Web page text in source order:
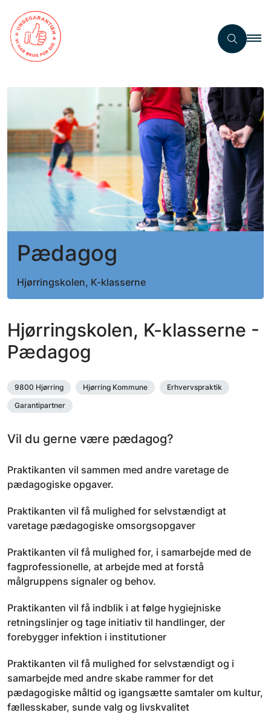
Pædagog
Hjørringskolen, K-klasserne
Hjørringskolen, K-klasserne -
Pædagog
9800 Hjørring Hjørring Kommune
Erhvervspraktik
Garantipartner
Vil du gerne være pædagog?
Praktikanten vil sammen med andre varetage de
pædagogiske opgaver.
Praktikanten vil få mulighed for selvstændigt at
varetage pædagogiske omsorgsopgaver
Praktikanten vil få mulighed for, i samarbejde med de
fagprofessionelle, at arbejde med at forstå
målgruppens signaler og behov.
Praktikanten vil få indblik i at følge hygiejniske
retningslinjer og tage initiativ til handlinger, der
forebygger infektion i institutioner
Praktikanten vil få mulighed for selvstændigt og i
samarbejde med andre skabe rammer for det
pædagogiske måltid og igangsætte samtaler om kultur,
fællesskaber, sunde valg og livskvalitet